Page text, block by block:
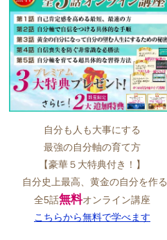
自分も人も大事にする
最強の自分軸の育て方
【豪華５大特典付き！】
自分史上最高、黄金の自分を作る
全5話無料オンライン講座
こちらから無料で学べます